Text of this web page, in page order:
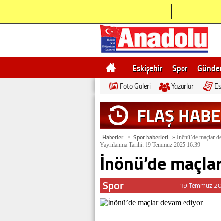
Eskişehir Spor
Bilecik
Ne demek
Foto Galeri Yazarlar
FLAŞ
Haberler > Spor haberleri » İnönü’de maçlar
Yayınlanma Tarihi: 19 Temmuz 2025 16:39
İnönü’de
Spor 19 Temmuz